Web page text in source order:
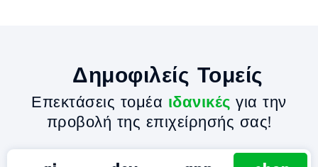
Δημοφιλείς Τομείς
Επεκτάσεις τομέα ιδανικές για την
προβολή της επιχείρησής σας!